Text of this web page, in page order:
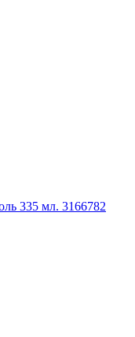
335 мл. 3166782